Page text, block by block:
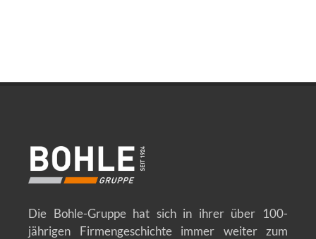
Die Bohle-Gruppe hat sich in ihrer über 100-
jährigen Firmengeschichte immer weiter zum